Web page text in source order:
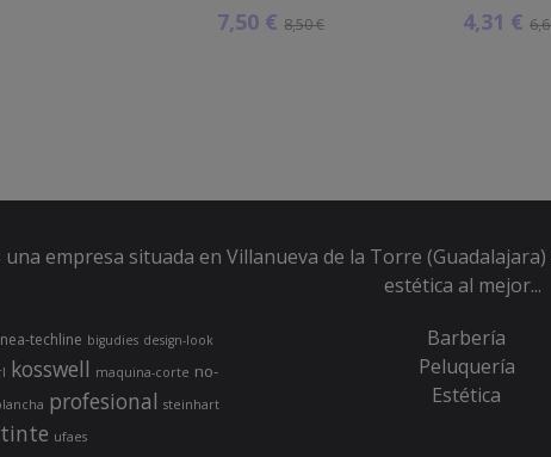
7,50 €8,50 € 4,31 €
una empresa situada en Villanueva de la Torre
estética al mejor...
techline bigudies design-look
kosswell maquina-corte no-
profesional steinhart
tinte ufaes
Barbería
Peluquería
Estética